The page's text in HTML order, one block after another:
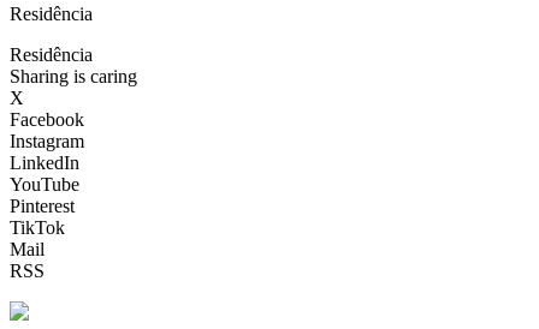
Residência
Residência
Sharing is caring
X
Facebook
Instagram
LinkedIn
YouTube
Pinterest
TikTok
Mail
RSS